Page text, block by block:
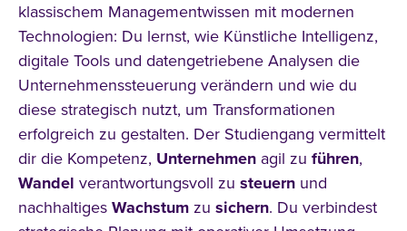
klassischem Managementwissen mit modernen
Technologien: Du lernst, wie Künstliche Intelligenz,
digitale Tools und datengetriebene Analysen die
Unternehmenssteuerung verändern und wie du
diese strategisch nutzt, um Transformationen
erfolgreich zu gestalten. Der Studiengang vermittelt
dir die Kompetenz, Unternehmen agil zu führen,
Wandel verantwortungsvoll zu steuern und
nachhaltiges Wachstum zu sichern. Du verbindest